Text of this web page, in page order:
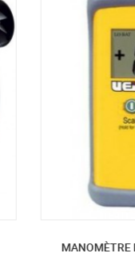
MANOMÈTRE